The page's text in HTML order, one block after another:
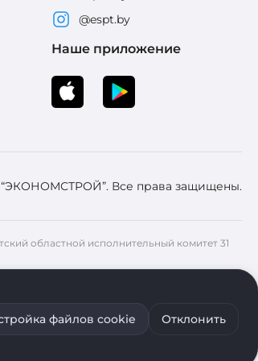
@espt.by
Наше приложение
Все права защищены.
областной исполнительный комитет 31
файлов cookie Отклонить